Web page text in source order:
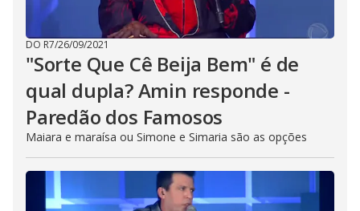
DO R7/26/09/2021
"Sorte Que Cê Beija Bem" é de
qual dupla? Amin responde -
Paredão dos Famosos
Maiara e maraísa ou Simone e Simaria são as opções